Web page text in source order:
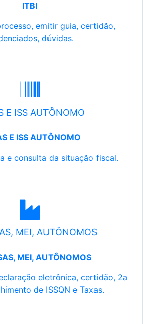
ITBI
emitir guia, certidão,
dúvidas.
E ISS AUTÔNOMO
E ISS AUTÔNOMO
e consulta da situação fiscal.
MEI, AUTÔNOMOS
MEI, AUTÔNOMOS
eletrônica, certidão, 2a
de ISSQN e Taxas.